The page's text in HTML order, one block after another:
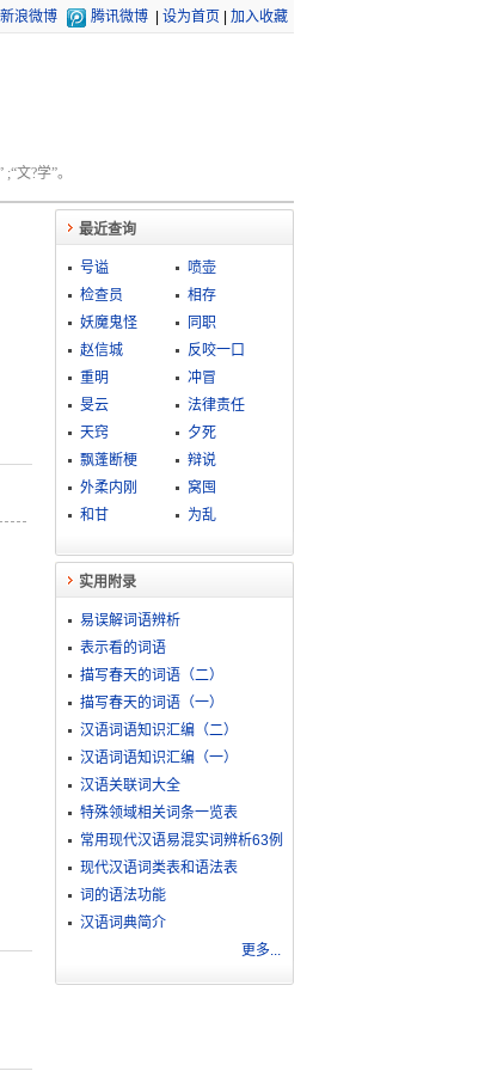
新浪微博 腾讯微博 设为首页 加入收藏
文?学”。
最近查询
号谥
喷壶
检查员
相存
妖魔鬼怪
同职
赵信城
反咬一口
重明
冲冒
旻云
法律责任
天窍
夕死
飘蓬断梗
辩说
外柔内刚
窝囤
和甘
为乱
实用附录
易误解词语辨析
表示看的词语
描写春天的词语（二）
描写春天的词语（一）
汉语词语知识汇编（二）
汉语词语知识汇编（一）
汉语关联词大全
特殊领域相关词条一览表
常用现代汉语易混实词辨析63例
现代汉语词类表和语法表
词的语法功能
汉语词典简介
更多...